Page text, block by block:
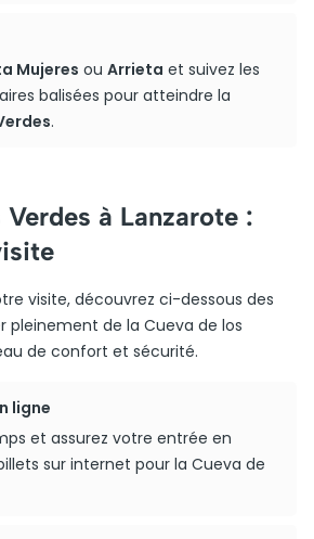
Mujeres ou Arrieta et suivez les
balisées pour atteindre la
.
à Lanzarote :
visite, découvrez ci-dessous des
pleinement de la Cueva de los
de confort et sécurité.
ligne
et assurez votre entrée en
sur internet pour la Cueva de